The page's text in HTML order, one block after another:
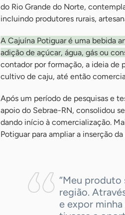
do Rio Grande do Norte,
incluindo produtores rurais,
A Cajuína Potiguar é uma bebida
adição de açúcar, água, gás ou
contador por formação, a ideia de
cultivo de caju, até então
Após um período de pesquisas e
apoio do Sebrae-RN, consolidou
dando início à comercialização.
Potiguar para ampliar a inserção
“Meu produto
região.
e expor